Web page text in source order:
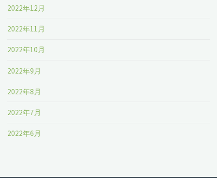
2022年12月
2022年11月
2022年10月
2022年9月
2022年8月
2022年7月
2022年6月